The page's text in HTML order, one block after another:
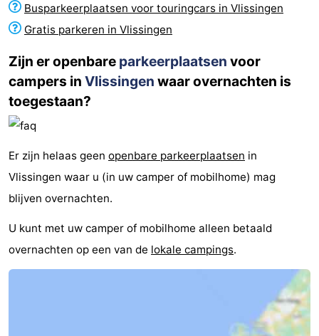
Busparkeerplaatsen voor touringcars in Vlissingen
Gratis parkeren in Vlissingen
Zijn er openbare parkeerplaatsen voor
campers in Vlissingen waar overnachten is
toegestaan?
Er zijn helaas geen openbare parkeerplaatsen in
Vlissingen waar u (in uw camper of mobilhome) mag
blijven overnachten.
U kunt met uw camper of mobilhome alleen betaald
overnachten op een van de lokale campings.